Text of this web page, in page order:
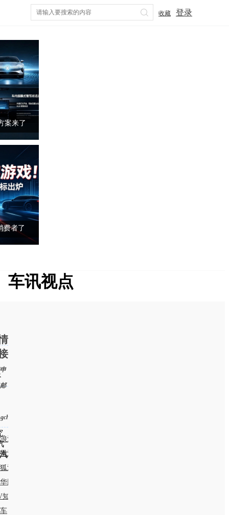
收藏 登录
起！
赛德斯-迈巴赫GLS SUV亮相
车讯视点
）
汽车
汽车
汽车
网汽车
道